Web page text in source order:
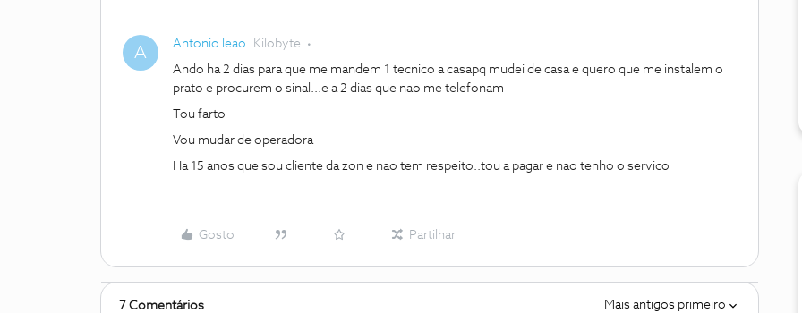
A Antonio leao Kilobyte
Ando ha 2 dias para que me mandem 1 tecnico a casapq mudei de casa e quero que me instalem o
prato e procurem o sinal...e a 2 dias que nao me telefonam
Tou farto
Vou mudar de operadora
Ha 15 anos que sou cliente da zon e nao tem respeito..tou a pagar e nao tenho o servico
Gosto Partilhar
7 Comentários Mais antigos primeiro